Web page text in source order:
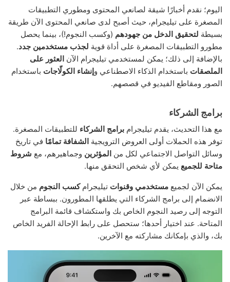
اليوم؛ نقدم أخبارًا شيقة لصانعي المحتوى ومطوري التطبيقات
المصغرة على تيليجرام، حيث أصبح لدى صانعي المحتوى الآن طريقة
بسيطة لتحقيق الدخل من جهودهم (وكسب النجوم!)، بينما يحصل
مطورو التطبيقات المصغرة على أداة قوية لجذب مستخدمين جدد.
بالإضافة إلى ذلك؛ يمكن لمستخدمي تيليجرام الآن العثور على
الملصقات باستخدام الذكاء الاصطناعي وإنشاء الكولّاجات باستخدام
الصور ومقاطع الفيديو في قصصهم.
برامج الشركاء
مع هذا التحديث، يقدم تيليجرام برامج الشركاء للتطبيقات المصغرة.
توفر هذه الحملات أولى العروض الترويجية الشفافة تمامًا في تاريخ
وسائل التواصل الاجتماعي لكل من المؤثرين وجماهيرهم، مع شروط
متاحة للجميع يمكن لأي شخص التحقق منها.
يمكن الآن لجميع مستخدمي وقنوات تيليجرامكسب النجوم من خلال
الانضمام إلى برامج الشركاء التي يطلقها المطورون. ببساطة عبر
التوجه إلى رصيد النجوم الخاص بك واستكشاف قائمة البرامج
المتاحة. عند اختيار أحدها؛ ستحصل على رابط الإحالة الفريد الخاص
بك، والذي بإمكانك مشاركته مع الآخرين.